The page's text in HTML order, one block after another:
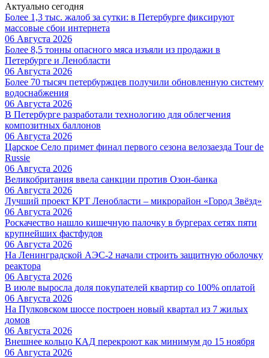
Актуально сегодня
Более 1,3 тыс. жалоб за сутки: в Петербурге фиксируют
массовые сбои интернета
06 Августа 2026
Более 8,5 тонны опасного мяса изъяли из продажи в
Петербурге и Ленобласти
06 Августа 2026
Более 70 тысяч петербуржцев получили обновленную систему
водоснабжения
06 Августа 2026
В Петербурге разработали технологию для облегчения
композитных баллонов
06 Августа 2026
Царское Село примет финал первого сезона велозаезда Tour de
Russie
06 Августа 2026
Великобритания ввела санкции против Озон-банка
06 Августа 2026
Лучший проект КРТ Ленобласти – микрорайон «Город Звёзд»
06 Августа 2026
Роскачество нашло кишечную палочку в бургерах сетях пяти
крупнейших фастфудов
06 Августа 2026
На Ленинградской АЭС-2 начали строить защитную оболочку
реактора
06 Августа 2026
В июле выросла доля покупателей квартир со 100% оплатой
06 Августа 2026
На Пулковском шоссе построен новый квартал из 7 жилых
домов
06 Августа 2026
Внешнее кольцо КАД перекроют как минимум до 15 ноября
06 Августа 2026